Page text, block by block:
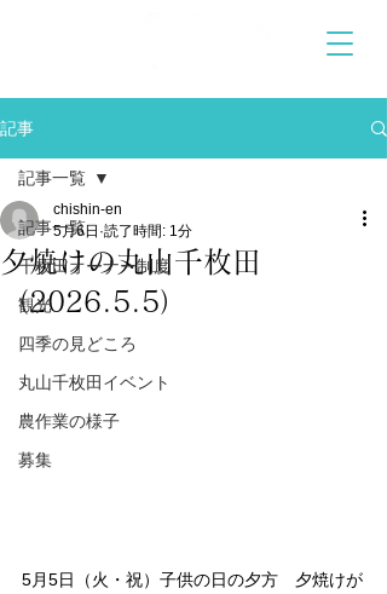
記事
記事一覧
千枚田オーナー制度
観光
四季の見どころ
丸山千枚田イベント
農作業の様子
募集
記事一覧
夕焼けの丸山千枚田
（2026.5.5）
chishin-en
5月6日 読了時間: 1分
5月5日（火・祝）子供の日の夕方　夕焼けが